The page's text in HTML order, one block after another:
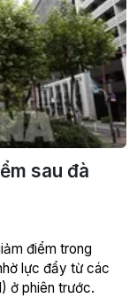
sau đà
điểm trong
lực đẩy từ các
ở phiên trước.